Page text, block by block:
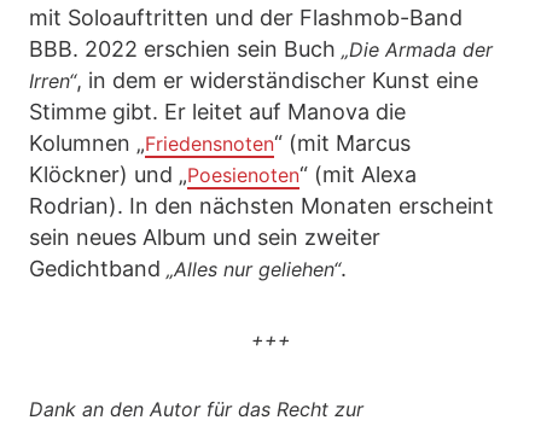
mit Soloauftritten und der Flashmob-Band
BBB. 2022 erschien sein Buch „Die Armada der
Irren“, in dem er widerständischer Kunst eine
Stimme gibt. Er leitet auf Manova die
Kolumnen „Friedensnoten“ (mit Marcus
Klöckner) und „Poesienoten“ (mit Alexa
Rodrian). In den nächsten Monaten erscheint
sein neues Album und sein zweiter
Gedichtband „Alles nur geliehen“.
+++
Dank an den Autor für das Recht zur